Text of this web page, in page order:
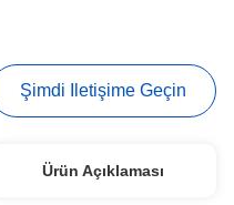
Şimdi Iletişime Geçin
Ürün Açıklaması